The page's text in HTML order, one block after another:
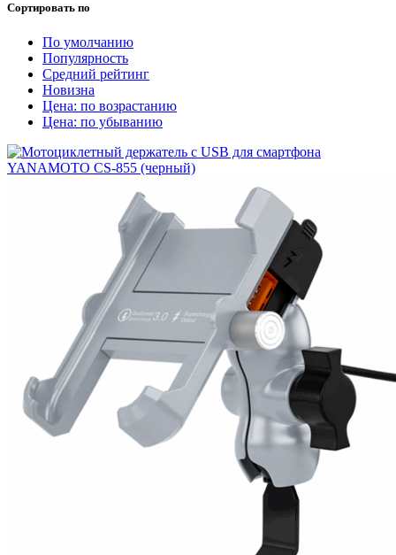
Сортировать по
По умолчанию
Популярность
Средний рейтинг
Новизна
Цена: по возрастанию
Цена: по убыванию